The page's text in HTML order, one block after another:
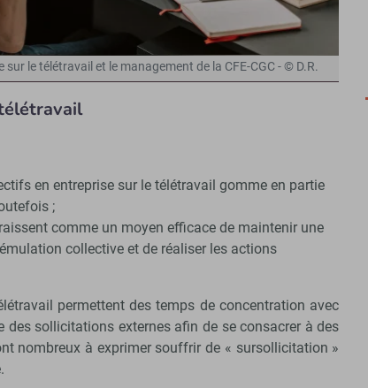
sur le télétravail et le management de la CFE-CGC - © D.R.
en entreprise sur le télétravail gomme en partie
;
comme un moyen efficace de maintenir une
collective et de réaliser les actions
permettent des temps de concentration avec
sollicitations externes afin de se consacrer à des
nombreux à exprimer souffrir de « sursollicitation »